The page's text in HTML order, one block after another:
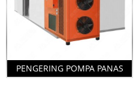
PENGERING POMPA PANAS